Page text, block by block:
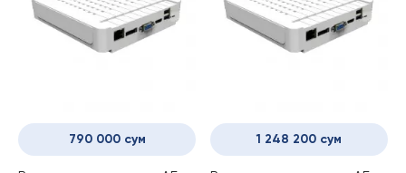
790 000 сум 1 248 200 сум